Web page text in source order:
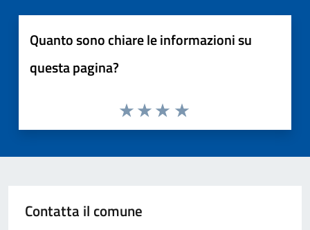
Quanto sono chiare le informazioni su
questa pagina?
Contatta il comune